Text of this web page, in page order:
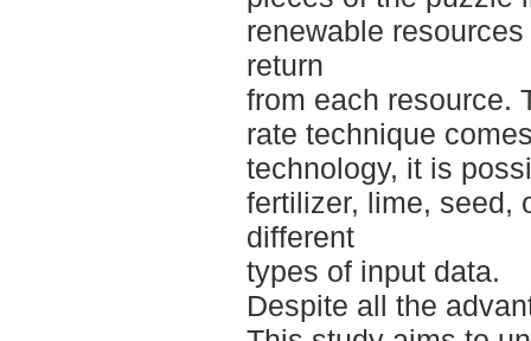
renewable
return
from each resource.
rate technique
technology, it is
fertilizer, lime, seed,
different
types of input data.
Despite all the